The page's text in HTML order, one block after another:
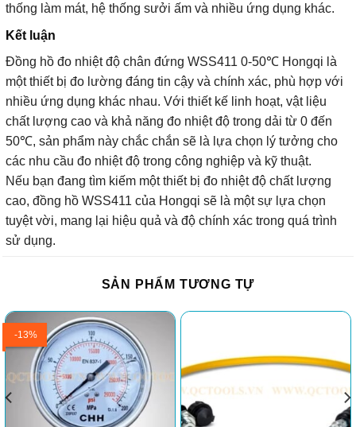
thống làm mát, hệ thống sưởi ấm và nhiều ứng dụng khác.
Kết luận
Đồng hồ đo nhiệt độ chân đứng WSS411 0-50℃ Hongqi là
một thiết bị đo lường đáng tin cậy và chính xác, phù hợp với
nhiều ứng dụng khác nhau. Với thiết kế linh hoạt, vật liệu
chất lượng cao và khả năng đo nhiệt độ trong dải từ 0 đến
50℃, sản phẩm này chắc chắn sẽ là lựa chọn lý tưởng cho
các nhu cầu đo nhiệt độ trong công nghiệp và kỹ thuật.
Nếu bạn đang tìm kiếm một thiết bị đo nhiệt độ chất lượng
cao, đồng hồ WSS411 của Hongqi sẽ là một sự lựa chọn
tuyệt vời, mang lại hiệu quả và độ chính xác trong quá trình
sử dụng.
SẢN PHẨM TƯƠNG TỰ
-13%